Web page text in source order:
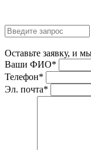
Оставьте заявку, и
Ваши ФИО*
Телефон*
Эл. почта*